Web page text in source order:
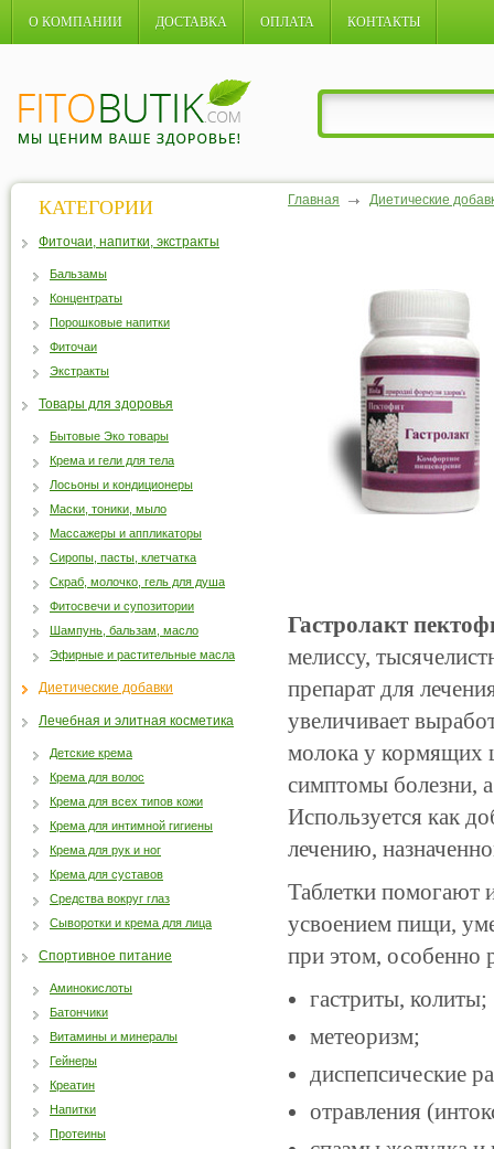
О КОМПАНИИ ДОСТАВКА ОПЛАТА КОНТАКТЫ
Главная Диетические
Гастролакт
мелиссу,
препарат для
увеличивает
молока у кормящих
симптомы болезни,
Используется как
лечению,
Таблетки помогают
усвоением пищи,
при этом, особенно
гастриты, колиты;
метеоризм;
диспепсические
отравления
КАТЕГОРИИ
Фиточаи, напитки, экстракты
Бальзамы
Концентраты
Порошковые напитки
Фиточаи
Экстракты
Товары для здоровья
Бытовые Эко товары
Крема и гели для тела
Лосьоны и кондиционеры
Маски, тоники, мыло
Массажеры и аппликаторы
Сиропы, пасты, клетчатка
Скраб, молочко, гель для душа
Фитосвечи и супозитории
Шампунь, бальзам, масло
Эфирные и растительные масла
Диетические добавки
Лечебная и элитная косметика
Детские крема
Крема для волос
Крема для всех типов кожи
Крема для интимной гигиены
Крема для рук и ног
Крема для суставов
Средства вокруг глаз
Сыворотки и крема для лица
Спортивное питание
Аминокислоты
Батончики
Витамины и минералы
Гейнеры
Креатин
Напитки
Протеины